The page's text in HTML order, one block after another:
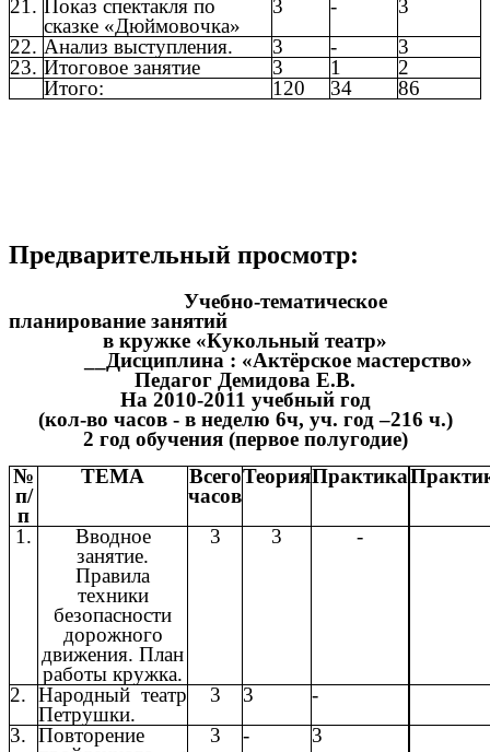
21.
Показ спектакля по
сказке «Дюймовочка»
3 -
3
22. Анализ выступления. 3 -
3
23. Итоговое занятие 3 1
2
Итого:
120 34 86
Предварительный просмотр:
Учебно-тематическое
планирование занятий
в кружке «Кукольный театр»
__Дисциплина : «Актёрское мастерство»
Педагог Демидова Е.В.
На 2010-2011 учебный год
(кол-во часов - в неделю 6ч, уч. год –216 ч.)
2 год обучения (первое полугодие)
№
п/
п
ТЕМА
Всего
часов
ТеорияПрактика
1.
Вводное
занятие.
Правила
техники
безопасности
дорожного
движения. План
работы кружка.
3 3 -
2. Народный театр
Петрушки.
3 3
-
3. Повторение
3 - 3